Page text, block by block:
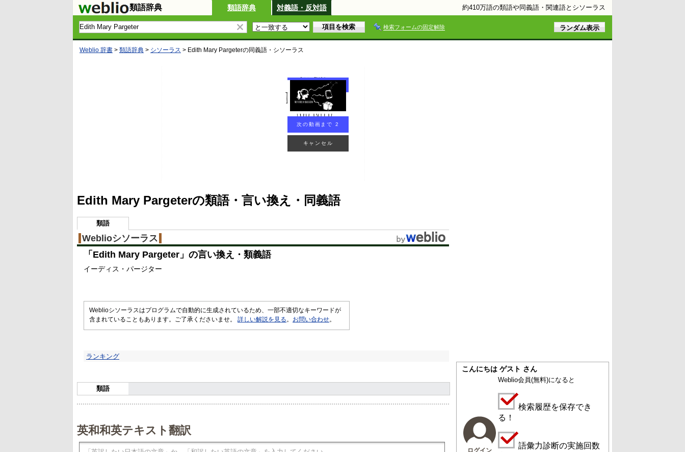
類語辞典 類語辞典 対義語・反対語 約410万語の類語や同義語・関連語とシソーラス
検索フォームの固定解除
Weblio 辞書 > 類語辞典 > シソーラス > Edith Mary Pargeterの同義語・シソーラス
次の動画まで 2
キャンセル
Edith Mary Pargeterの類語・言い換え・同義語
類語
Weblioシソーラス
「 Edith Mary Pargeter 」の言い換え・類義語
イーディス・パージター
Weblioシソーラスはプログラムで自動的に生成されているため、一部不適切なキーワードが
含まれていることもあります。ご了承くださいませ。 詳しい解説を見る 。 お問い合わせ。
ランキング
類語
英和和英テキスト翻訳
こんにちは ゲスト さん
ログイン
Weblio会員(無料)になると
検索履歴を保存でき
る！
語彙力診断の実施回数